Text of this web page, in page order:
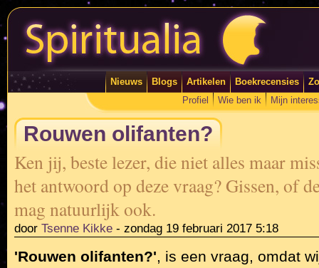
Nieuws Blogs Artikelen Boekrecensies
Profiel
Wie ben ik Mijn
Rouwen olifanten?
Ken jij, beste lezer, die niet alles maar
het antwoord op deze vraag? Gissen, of
mag natuurlijk ook.
door Tsenne Kikke - zondag 19 februari 2017 5:18
'Rouwen olifanten?', is een vraag, omdat